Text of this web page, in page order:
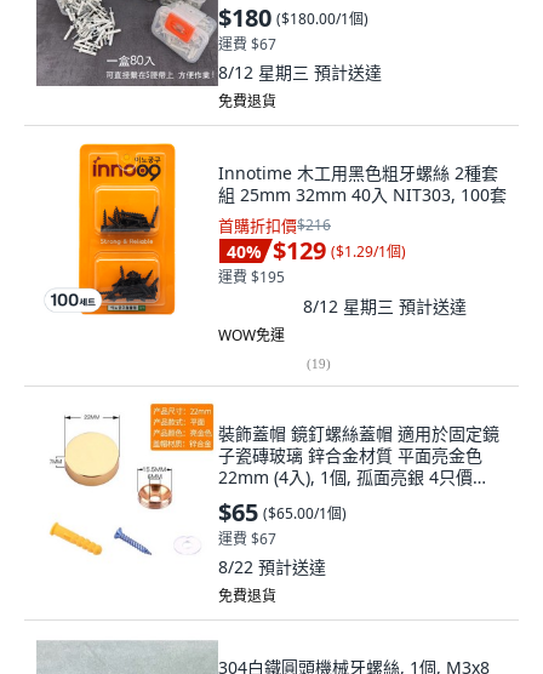
$180 ($180.00/1個)
運費 $67
8/12 星期三 預計送達
免費退貨
Innotime 木工用黑色粗牙螺絲 2種套
組 25mm 32mm 40入 NIT303, 100套
首購折扣價$216
40% $129 ($1.29/1個)
運費 $195
8/12 星期三 預計送達
WOW免運
(19)
裝飾蓋帽 鏡釘螺絲蓋帽 適用於固定鏡
子瓷磚玻璃 鋅合金材質 平面亮金色
22mm (4入), 1個, 孤面亮銀 4只價
,12mm
$65 ($65.00/1個)
運費 $67
8/22 預計送達
免費退貨
304白鐵圓頭機械牙螺絲, 1個, M3x8